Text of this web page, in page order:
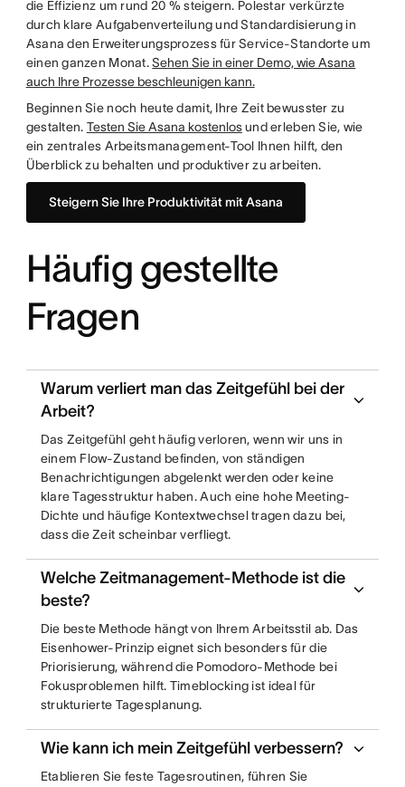
die Effizienz um rund 20 % steigern. Polestar verkürzte
durch klare Aufgabenverteilung und Standardisierung in
Asana den Erweiterungsprozess für Service-Standorte um
einen ganzen Monat.Sehen Sie in einer Demo, wie Asana
auch Ihre Prozesse beschleunigen kann.
Beginnen Sie noch heute damit, Ihre Zeit bewusster zu
gestalten. Testen Sie Asana kostenlosund erleben Sie, wie
ein zentrales Arbeitsmanagement-Tool Ihnen hilft, den
Überblick zu behalten und produktiver zu arbeiten.
Steigern Sie Ihre Produktivität mit Asana
Häufig gestellte
Fragen
Warum verliert man das Zeitgefühl bei der
Arbeit?
Das Zeitgefühl geht häufig verloren, wenn wir uns in
einem Flow-Zustand befinden, von ständigen
Benachrichtigungen abgelenkt werden oder keine
klare Tagesstruktur haben. Auch eine hohe Meeting-
Dichte und häufige Kontextwechsel tragen dazu bei,
dass die Zeit scheinbar verfliegt.
Welche Zeitmanagement-Methode ist die
beste?
Die beste Methode hängt von Ihrem Arbeitsstil ab. Das
Eisenhower-Prinzip eignet sich besonders für die
Priorisierung, während die Pomodoro-Methode bei
Fokusproblemen hilft. Timeblocking ist ideal für
strukturierte Tagesplanung.
Wie kann ich mein Zeitgefühl verbessern?
Etablieren Sie feste Tagesroutinen, führen Sie